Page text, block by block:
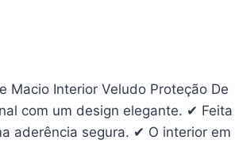
Macio Interior Veludo Proteção De
com um design elegante. ✔ Feita
aderência segura. ✔ O interior em